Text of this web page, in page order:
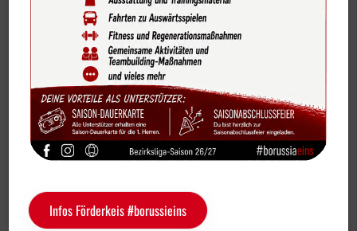
Bildergalerien
Vereinskalender
Sportdeutschland-News
Das LSB-Magazin "Wir im Sport"
Sponsoren
Infos Förderkeis #borussieins